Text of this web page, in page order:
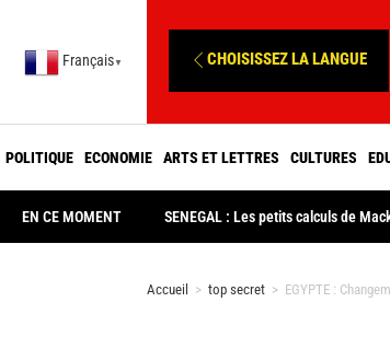
Français ▼ CHOISISSEZ LA LANGUE
POLITIQUE ECONOMIE ARTS ET LETTRES CULTURES
EN CE MOMENT SENEGAL : Les petits calculs de
Accueil > top secret > EGYPTE :